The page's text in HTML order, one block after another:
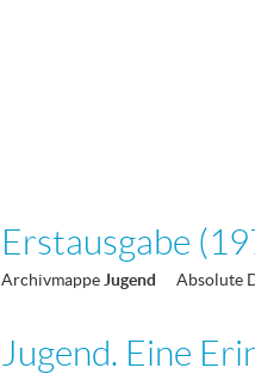
Erstausgabe
ArchivmappeJugend Absolute
Jugend. Eine